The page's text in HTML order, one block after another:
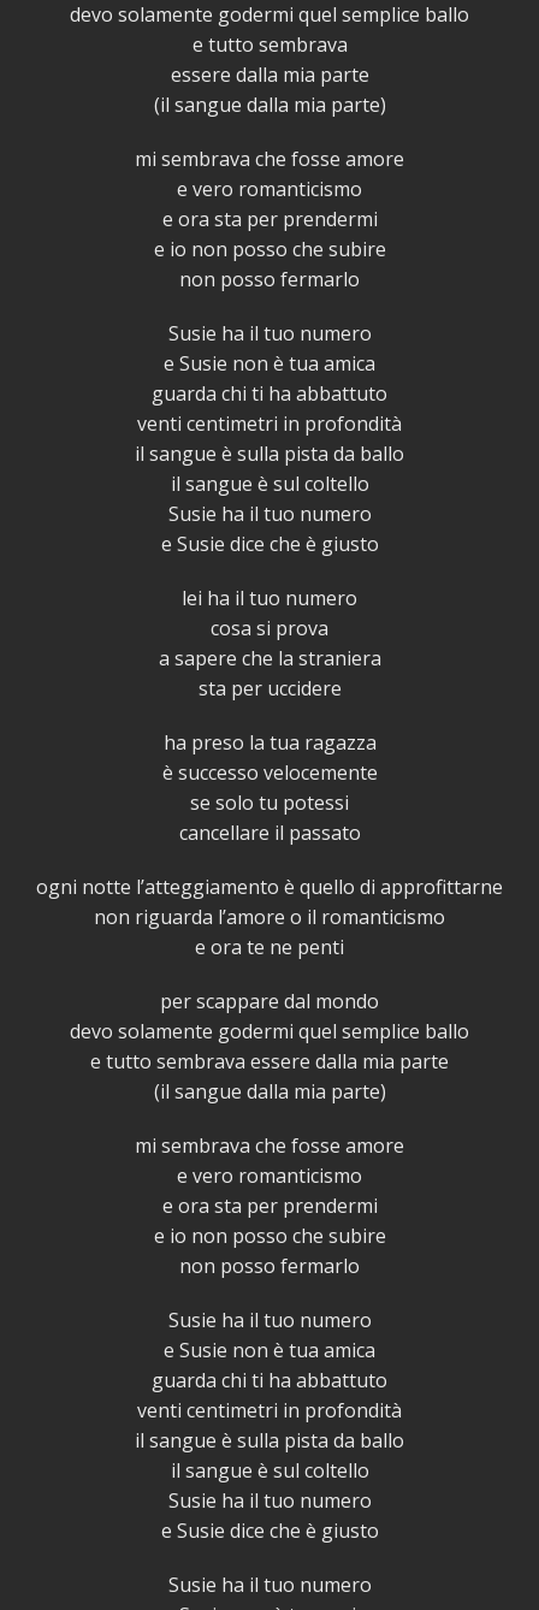
devo solamente godermi quel semplice ballo
e tutto sembrava
essere dalla mia parte
(il sangue dalla mia parte)
mi sembrava che fosse amore
e vero romanticismo
e ora sta per prendermi
e io non posso che subire
non posso fermarlo
Susie ha il tuo numero
e Susie non è tua amica
guarda chi ti ha abbattuto
venti centimetri in profondità
il sangue è sulla pista da ballo
il sangue è sul coltello
Susie ha il tuo numero
e Susie dice che è giusto
lei ha il tuo numero
cosa si prova
a sapere che la straniera
sta per uccidere
ha preso la tua ragazza
è successo velocemente
se solo tu potessi
cancellare il passato
ogni notte l’atteggiamento è quello di approfittarne
non riguarda l’amore o il romanticismo
e ora te ne penti
per scappare dal mondo
devo solamente godermi quel semplice ballo
e tutto sembrava essere dalla mia parte
(il sangue dalla mia parte)
mi sembrava che fosse amore
e vero romanticismo
e ora sta per prendermi
e io non posso che subire
non posso fermarlo
Susie ha il tuo numero
e Susie non è tua amica
guarda chi ti ha abbattuto
venti centimetri in profondità
il sangue è sulla pista da ballo
il sangue è sul coltello
Susie ha il tuo numero
e Susie dice che è giusto
Susie ha il tuo numero